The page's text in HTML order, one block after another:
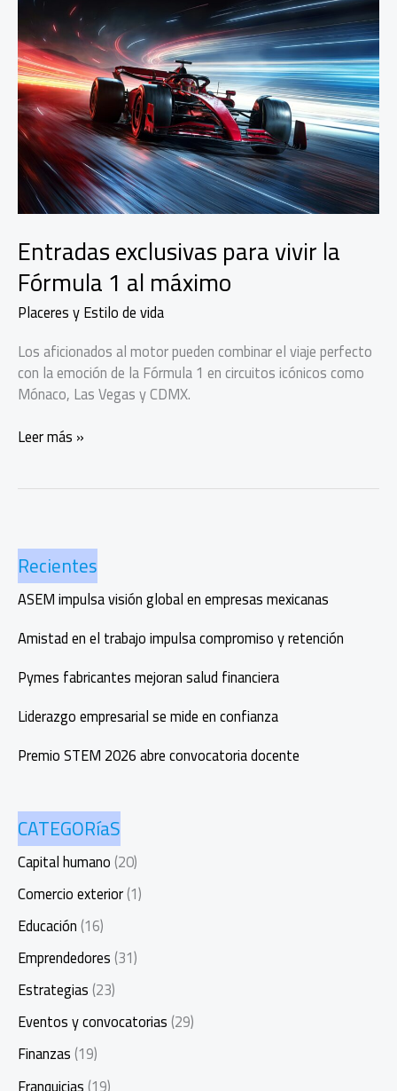
Entradas exclusivas para vivir la
Fórmula 1 al máximo
Placeres y Estilo de vida
Los aficionados al motor pueden combinar el viaje perfecto
con la emoción de la Fórmula 1 en circuitos icónicos como
Mónaco, Las Vegas y CDMX.
Entradas
Fórmula
1
al
máximo
Leer más »
Recientes
ASEM impulsa visión global en empresas mexicanas
Amistad en el trabajo impulsa compromiso y retención
Pymes fabricantes mejoran salud financiera
Liderazgo empresarial se mide en confianza
Premio STEM 2026 abre convocatoria docente
CATEGORíaS
Capital humano(20)
Comercio exterior(1)
Educación(16)
Emprendedores(31)
Estrategias(23)
Eventos y convocatorias(29)
Finanzas(19)